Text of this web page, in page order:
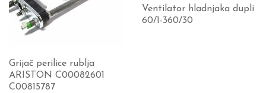
Grijač perilice rublja
ARISTON C00082601
C00815787
Ventilator hladnjaka dupli
60/1-360/30